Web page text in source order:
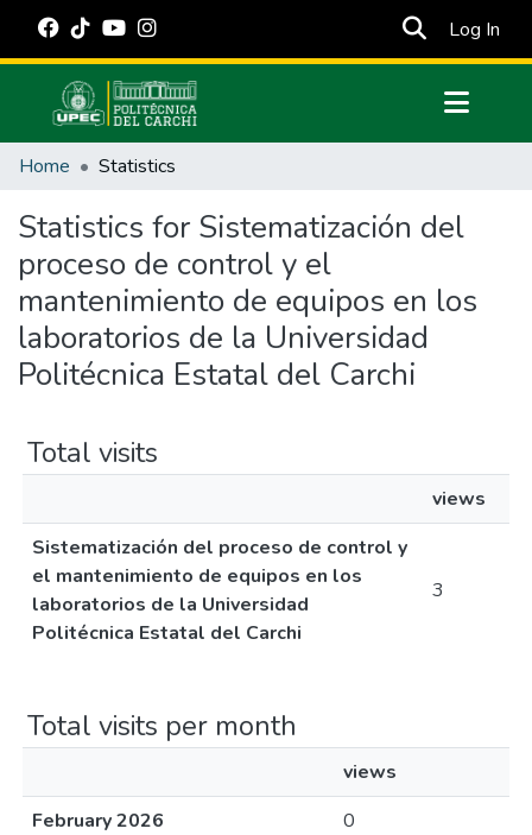
Log In
Communities & Collections
Estadísticas Externas
Manuales
Home Statistics
Statistics for Sistematización del
proceso de control y el
mantenimiento de equipos en los
laboratorios de la Universidad
Politécnica Estatal del Carchi
Total visits
views
Sistematización del proceso de control y
el mantenimiento de equipos en los
laboratorios de la Universidad
Politécnica Estatal del Carchi
3
Total visits per month
views
February 2026
0